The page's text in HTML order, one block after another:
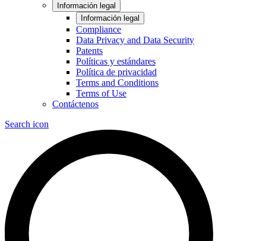
Información legal
Información legal
Compliance
Data Privacy and Data Security
Patents
Políticas y estándares
Política de privacidad
Terms and Conditions
Terms of Use
Contáctenos
Search icon